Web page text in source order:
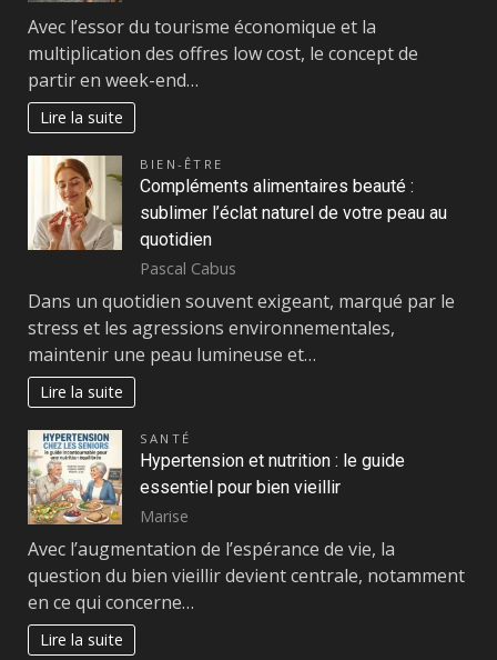
Avec l’essor du tourisme économique et la
multiplication des offres low cost, le concept de
partir en week-end…
Lire la suite
BIEN-ÊTRE
Compléments alimentaires beauté :
sublimer l’éclat naturel de votre peau au
quotidien
Pascal Cabus
Dans un quotidien souvent exigeant, marqué par le
stress et les agressions environnementales,
maintenir une peau lumineuse et…
Lire la suite
SANTÉ
Hypertension et nutrition : le guide
essentiel pour bien vieillir
Marise
Avec l’augmentation de l’espérance de vie, la
question du bien vieillir devient centrale, notamment
en ce qui concerne…
Lire la suite